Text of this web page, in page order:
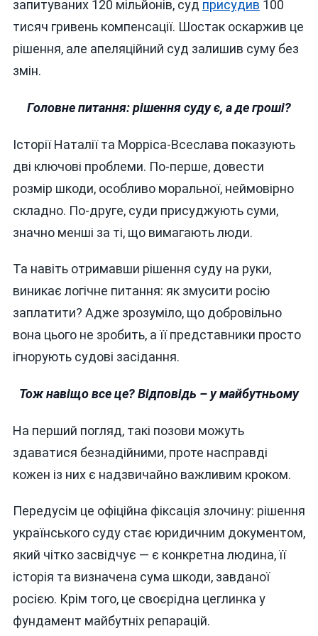
запитуваних 120 мільйонів, суд присудив 100
тисяч гривень компенсації. Шостак оскаржив це
рішення, але апеляційний суд залишив суму без
змін.
Головне питання: рішення суду є, а де гроші?
Історії Наталії та Морріса-Всеслава показують
дві ключові проблеми. По-перше, довести
розмір шкоди, особливо моральної, неймовірно
складно. По-друге, суди присуджують суми,
значно менші за ті, що вимагають люди.
Та навіть отримавши рішення суду на руки,
виникає логічне питання: як змусити росію
заплатити? Адже зрозуміло, що добровільно
вона цього не зробить, а її представники просто
ігнорують судові засідання.
Тож навіщо все це? Відповідь – у майбутньому
На перший погляд, такі позови можуть
здаватися безнадійними, проте насправді
кожен із них є надзвичайно важливим кроком.
Передусім це офіційна фіксація злочину: рішення
українського суду стає юридичним документом,
який чітко засвідчує — є конкретна людина, її
історія та визначена сума шкоди, завданої
росією. Крім того, це своєрідна цеглинка у
фундамент майбутніх репарацій.